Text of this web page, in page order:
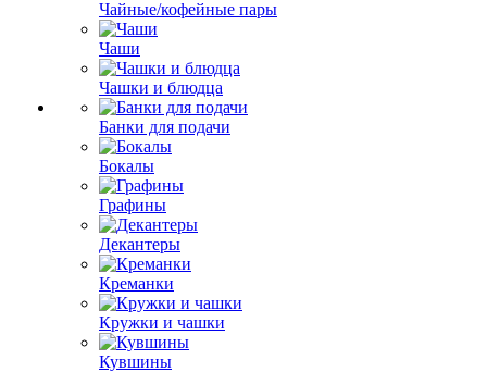
Чайные/кофейные пары
Чаши
Чашки и блюдца
Банки для подачи
Бокалы
Графины
Декантеры
Креманки
Кружки и чашки
Кувшины